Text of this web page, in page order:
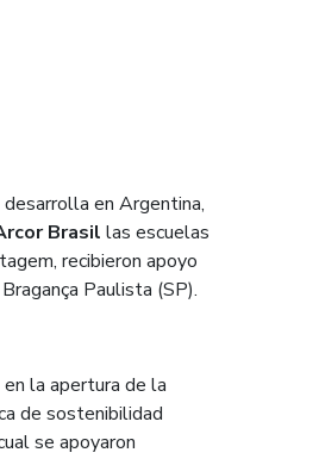
en Argentina,
Brasil las escuelas
recibieron apoyo
Paulista (SP).
en la apertura de la
de sostenibilidad
se apoyaron